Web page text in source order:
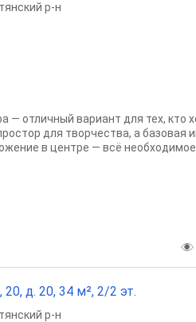
р-н
— отличный вариант для тех, кто
для творчества, а базовая
в центре — всё необходимое...
д. 20, 34 м², 2/2 эт.
р-н